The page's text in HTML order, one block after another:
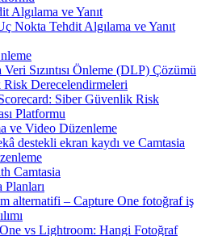
Algılama ve Yanıt
Nokta Tehdit Algılama ve Yanıt
Veri Sızıntısı Önleme (DLP) Çözümü
Derecelendirmeleri
Siber Güvenlik Risk
Platformu
ve Video Düzenleme
destekli ekran kaydı ve Camtasia
Camtasia
Planları
alternatifi – Capture One fotoğraf iş
vs Lightroom: Hangi Fotoğraf